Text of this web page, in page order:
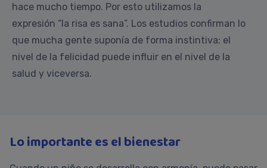
hace mucho tiempo. Por esto utilizamos la
expresión “la risa es sana”. Los estudios confirman lo
que mucha gente suponía de forma instintiva: el
nivel de la felicidad puede influir en el nivel de la
salud y viceversa.
Lo importante es el bienestar